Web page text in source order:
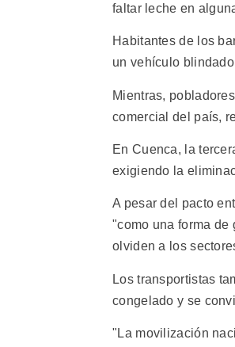
faltar leche en
Habitantes de los
un vehículo
Mientras,
comercial del país,
En Cuenca, la
exigiendo la
A pesar del pacto
"como una forma de
olviden a los
Los transportistas
congelado y se
"La movilización